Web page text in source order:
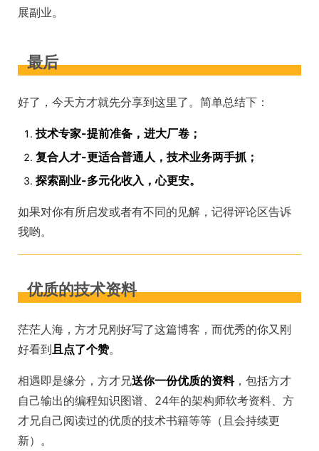
展副业。
最后
好了，今天方才就先分享到这里了。简单总结下：
技术专家-提前准备，进大厂卷；
复合人才-更适合普通人，技术业务两手抓；
探索副业-多元化收入，心更安。
如果对你有所启发或者有不同的见解，记得评论区告诉
我哟。
优质的技术资料
茫茫人海，方才兄刚好写了这篇博客，而优秀的你又刚
好看到且点了个赞。
相遇即是缘分，方才兄送你一份优质的资料，包括方才
自己输出的编程知识图谱、24年的架构师软考资料、方
才兄自己阅读过的优质的技术书籍等等（且会持续更
新）。